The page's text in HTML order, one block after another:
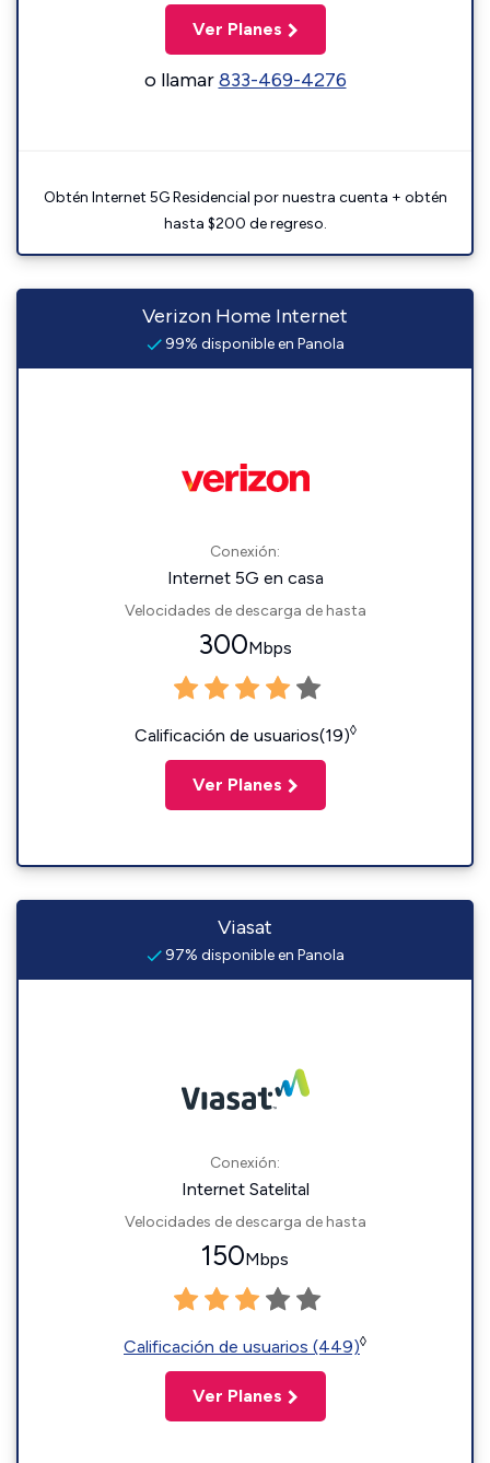
Ver Planes
o llamar833-469-4276
Obtén Internet 5G Residencial por nuestra cuenta + obtén
hasta $200 de regreso.
Verizon Home Internet
99% disponible en Panola
Conexión:
Internet 5G en casa
Velocidades de descarga de hasta
300Mbps
Calificación de usuarios(19)◊
Ver Planes
Viasat
97% disponible en Panola
Conexión:
Internet Satelital
Velocidades de descarga de hasta
150Mbps
Calificación de usuarios (449)◊
Ver Planes